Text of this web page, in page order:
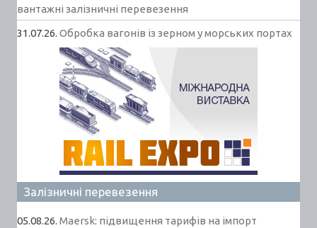
вантажні залізничні перевезення
31.07.26. Обробка вагонів із зерном у морських портах
Залізничні перевезення
05.08.26. Maersk: підвищення тарифів на імпорт